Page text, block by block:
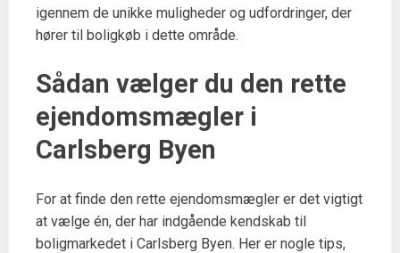
igennem de unikke muligheder og udfordringer, der
hører til boligkøb i dette område.
Sådan vælger du den rette
ejendomsmægler i
Carlsberg Byen
For at finde den rette ejendomsmægler er det vigtigt
at vælge én, der har indgående kendskab til
boligmarkedet i Carlsberg Byen. Her er nogle tips,